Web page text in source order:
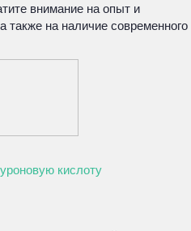
внимание на опыт и
также на наличие современного
кислоту